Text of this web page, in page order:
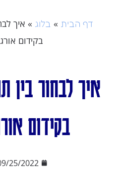
דף הבית » בלוג » איך
בקידום
איך לבחור בין
בקידום
25/2022